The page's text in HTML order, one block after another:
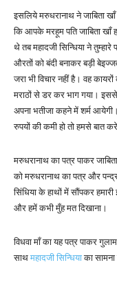
इसलिये मरुधरानाथ ने जाबिता
कि आपके मरहूम पति जाबिता
थे तब महादजी सिन्धिया ने
औरतों को बंदी बनाकर बड़ी
जरा भी विचार नहीं है। वह
मराठों से डर कर भाग गया। इससे
अपना भतीजा कहने में शर्म
रुपयों की कमी हो तो हमसे बात
मरुधरानाथ का पत्र पाकर
को मरुधरानाथ का पत्र और
सिंधिया के हाथों में सौंपकर
और हमें कभी मुँह मत दिखाना।
विधवा माँ का यह पत्र पाकर
साथ महादजी सिन्धियाका